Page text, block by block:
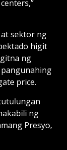
sektor ng
higit
ng
price.
ng
Presyo,